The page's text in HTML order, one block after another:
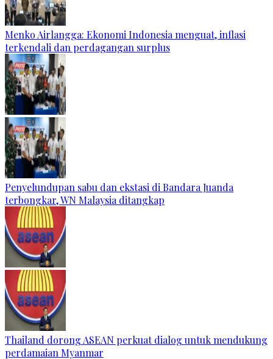
Menko Airlangga: Ekonomi Indonesia menguat, inflasi
terkendali dan perdagangan surplus
Penyelundupan sabu dan ekstasi di Bandara Juanda
terbongkar, WN Malaysia ditangkap
Thailand dorong ASEAN perkuat dialog untuk mendukung
perdamaian Myanmar